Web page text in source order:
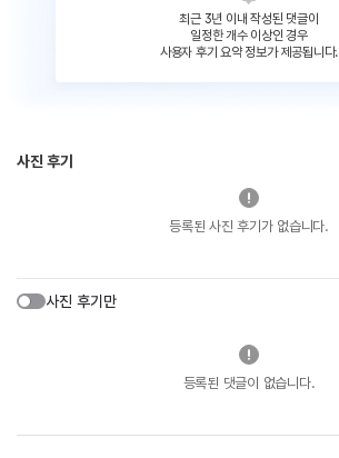
최근 3년 이내 작성된 댓글이
일정한 개수 이상인 경우
사용자 후기 요약 정보가 제공됩니다.
사진 후기
등록된 사진 후기가 없습니다.
사진 후기만
등록된 댓글이 없습니다.